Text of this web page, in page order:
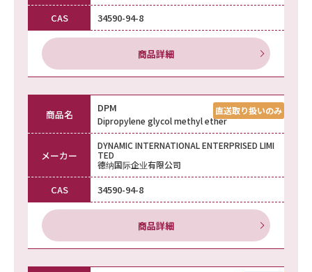
CAS 34590-94-8
商品詳細
商品名 DPM
Dipropylene glycol methyl ether
メーカー
DYNAMIC INTERNATIONAL ENTERPRISED LIMI
TED
德纳国际企业有限公司
CAS 34590-94-8
商品詳細